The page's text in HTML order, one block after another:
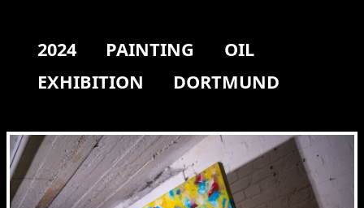
2024 PAINTING
OIL
EXHIBITION
DORTMUND